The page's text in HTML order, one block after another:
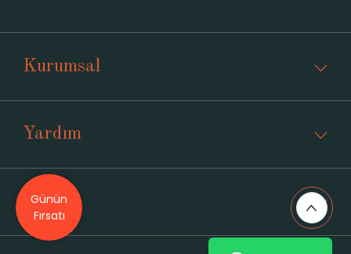
Kurumsal
Yardım
Üyelik
Günün
Fırsatı